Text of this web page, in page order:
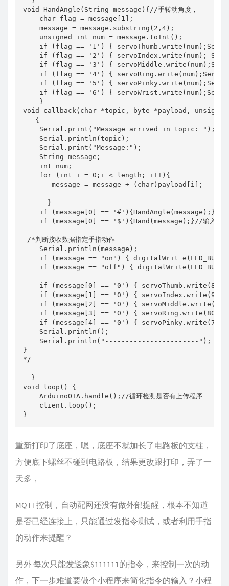
void HandAngle(String message){//手转动角度，
    char flag = message[1];
    message = message.substring(2,4);
    unsigned int num = message.toInt();
if (flag == '1') {
if (flag == '2') { servoIndex.write(num);
if (flag == '3') {
if (flag == '4') {
if (flag == '5') {
if (flag == '6') {
    }
void callback(char *topic, byte *payload,
   {
    Serial.print("Message arrived in topic: ");
    Serial.println(topic);
    Serial.print("Message:");
    String message;
    int num;
    for (int i = 0;i < length; i++){
       message = message + (char)payload[i];
      }
if (message[0] == '#'){HandAngle(message);}//输入
if (message[0] == '$'){Hand(message);}//输入$加6位
/*判断接收数据指定手指动作
    Serial.println(message);
if (message == "on") { digitalWrit
if (message == "off") {
if (message[0] == '0') {
if (message[1] == '0') { servoIndex.write(90);
if (message[2] == '0') {
if (message[3] == '0') {
if (message[4] == '0') {
    Serial.println();
    Serial.println("-----------------------");
}
*/
  }
void loop() {
    ArduinoOTA.handle();//循环检测是否有上传程序
    client.loop();
}
重新打印了底座，嗯，底座不就加长了电路板的支柱，
方便底下螺丝不碰到电路板，结果更改跟打印，弄了一
天多，
MQTT控制，自动配网还没有做外部提醒，根本不知道
是否已经连接上，只能通过发指令测试，或者利用手指
的动作来提醒？
另外 每次只能发送象$111111的指令，来控制一次的动
作，下一步难道要做个小程序来简化指令的输入？小程